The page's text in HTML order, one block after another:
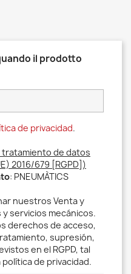
il prodotto
de privacidad.
tratamiento de datos
2016/679 [RGPD])
: PNEUMÀTICS
nuestros Venta y
servicios mecánicos.
derechos de acceso,
supresión,
en el RGPD, tal
de privacidad.